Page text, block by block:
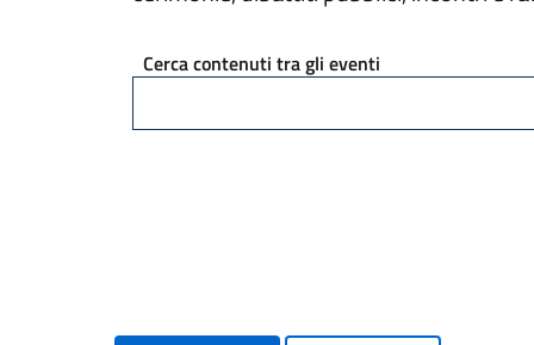
Cerca contenuti tra gli eventi